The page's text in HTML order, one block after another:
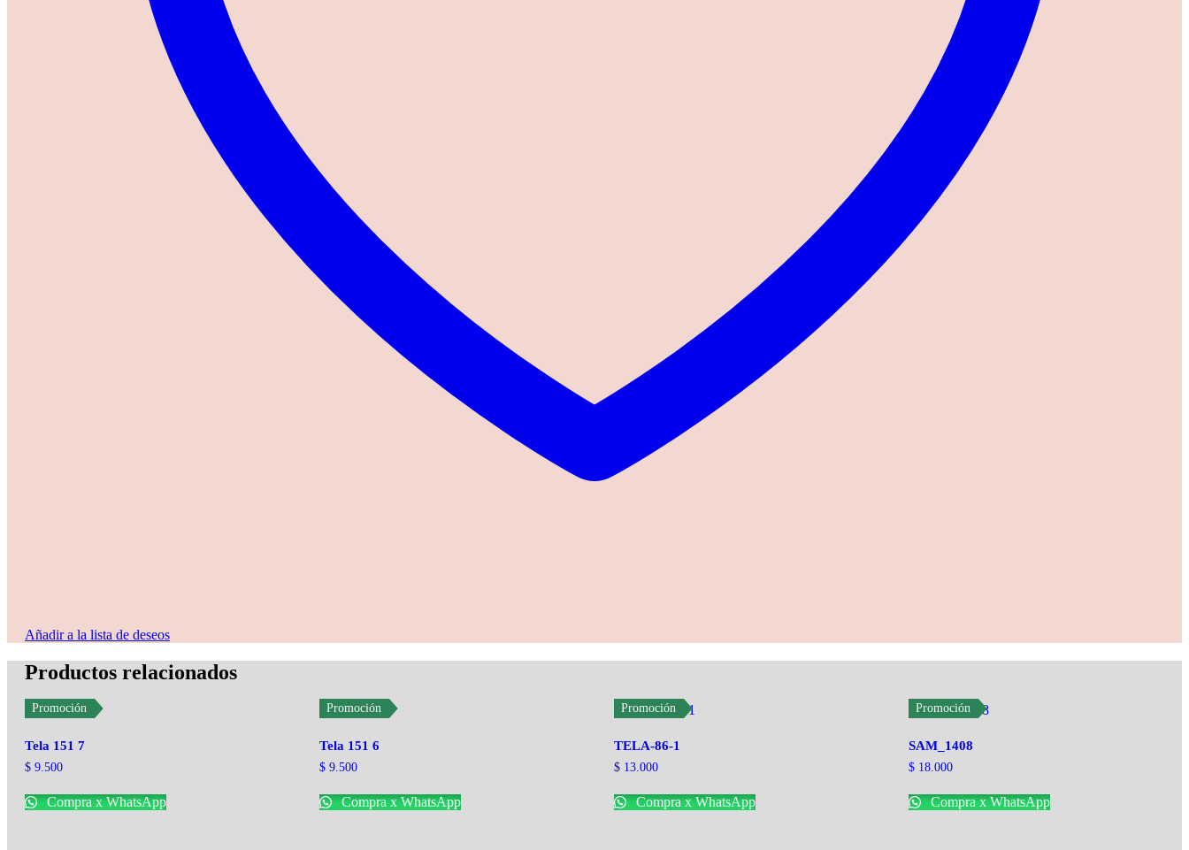
Añadir a la lista de deseos
Productos relacionados
Promoción
Tela 151 7
$ 9.500
Compra x WhatsApp
Promoción
Tela 151 6
$9.500
Compra x WhatsApp
Promoción
TELA-86-1
$13.000
Compra x WhatsApp
Promoción
SAM_1408
$18.000
Compra x WhatsApp